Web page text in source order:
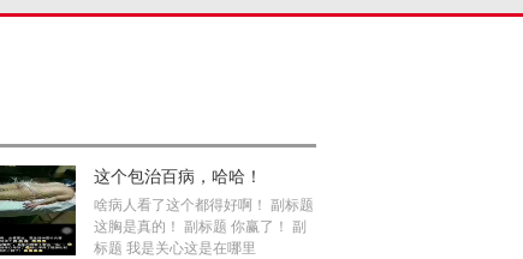
这个包治百病，哈哈！
啥病人看了这个都得好啊！ 副标题
这胸是真的！ 副标题 你赢了！ 副
标题 我是关心这是在哪里